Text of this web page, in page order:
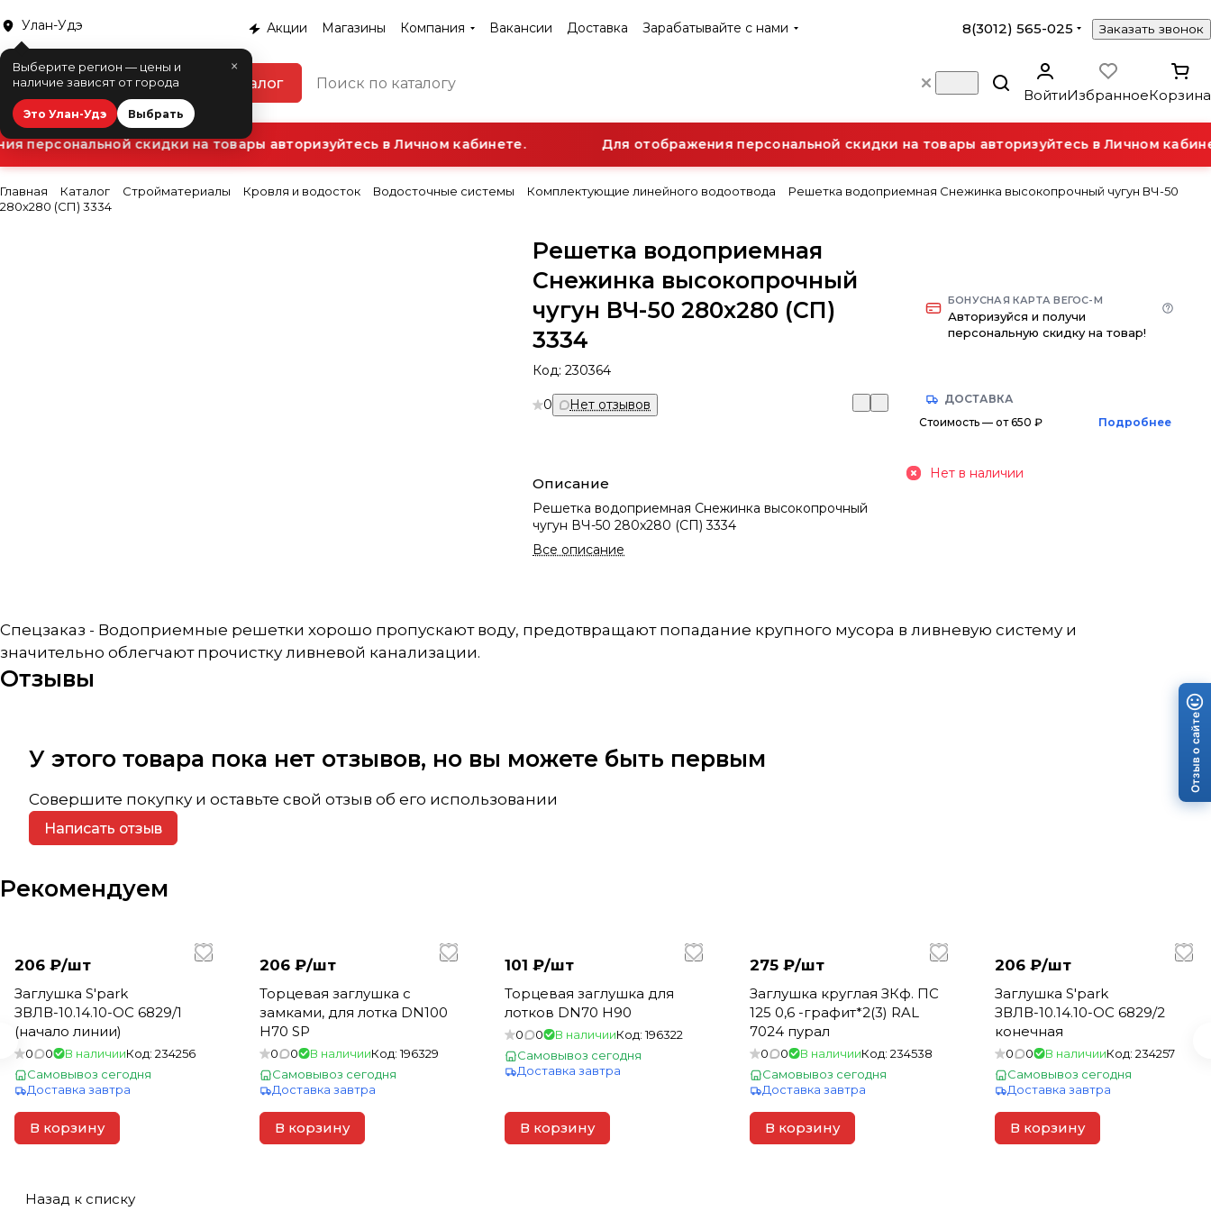
Улан-Удэ
×
Выберите регион — цены и
наличие зависят от города
Это Улан-Удэ Выбрать
Акции Магазины Компания Вакансии Доставка Зарабатывайте с нами 8(3012) 565-025 Заказать звонок
Каталог
ВойтиИзбранноеКорзина
персональной скидки на товары авторизуйтесь в Личном кабинете. Для отображения персональной скидки на товары авторизуйтесь в Личном
Главная Каталог Стройматериалы Кровля и водосток Водосточные системы Комплектующие линейного водоотвода
Решетка водоприемная Снежинка высокопрочный чугун ВЧ-50
280x280 (СП) 3334
Решетка водоприемная
Снежинка высокопрочный
чугун ВЧ-50 280x280 (СП)
3334
Код:230364
0 Нет отзывов
Описание
Решетка водоприемная Снежинка высокопрочный
чугун ВЧ-50 280x280 (СП) 3334
Все описание
БОНУСНАЯ КАРТА ВЕГОС-М
Авторизуйся и получи
персональную скидку на товар!
ДОСТАВКА
Стоимость — от 650 ₽
Подробнее
Нет в наличии
Спецзаказ - Водоприемные решетки хорошо пропускают воду, предотвращают попадание крупного мусора в ливневую систему и
значительно облегчают прочистку ливневой канализации.
Отзывы
У этого товара пока нет отзывов, но вы можете быть первым
Совершите покупку и оставьте свой отзыв об его использовании
Написать отзыв
Рекомендуем
206 ₽/шт
Заглушка S'park
ЗВЛВ-10.14.10-ОС 6829/1
(начало линии)
0 0 В наличииКод: 234256
Самовывоз сегодня
Доставка завтра
В корзину
206 ₽/шт
Торцевая заглушка с
замками, для лотка DN100
Н70 SP
0 0 В наличииКод:196329
Самовывоз сегодня
Доставка завтра
В корзину
101 ₽/шт
Торцевая заглушка для
лотков DN70 H90
0 0 В наличииКод:196322
Самовывоз сегодня
Доставка завтра
В корзину
275 ₽/шт
Заглушка круглая ЗКф. ПС
125 0,6 -графит*2(3) RAL
7024 пурал
0 0 В наличииКод: 234538
Самовывоз сегодня
Доставка завтра
В корзину
206 ₽/шт
Заглушка S'park
ЗВЛВ-10.14.10-ОС 6829/2
конечная
0 0 В наличииКод: 234257
Самовывоз сегодня
Доставка завтра
В корзину
Назад к списку
Отзыв о сайте